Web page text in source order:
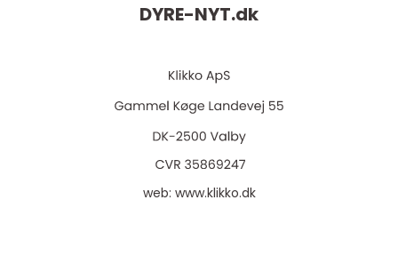
DYRE-NYT.dk
web: www.klikko.dk